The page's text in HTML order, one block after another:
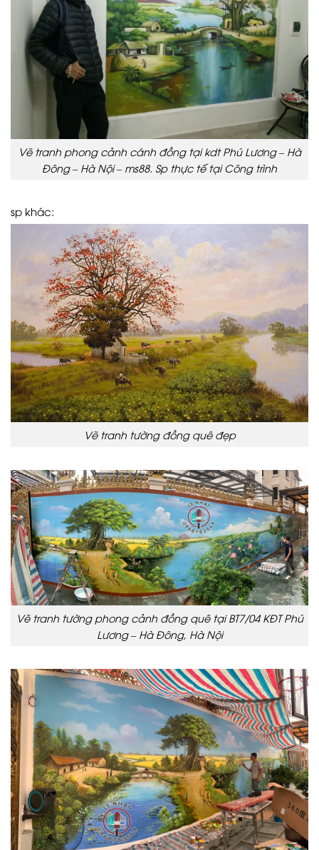
Vẽ tranh phong cảnh cánh đồng tại kdt Phú Lương – Hà
Đông – Hà Nội – ms88. Sp thực tế tại Công trình
sp khác:
Vẽ tranh tường đồng quê đẹp
Vẽ tranh tường phong cảnh đồng quê tại BT7/04 KĐT Phú
Lương – Hà Đông, Hà Nội